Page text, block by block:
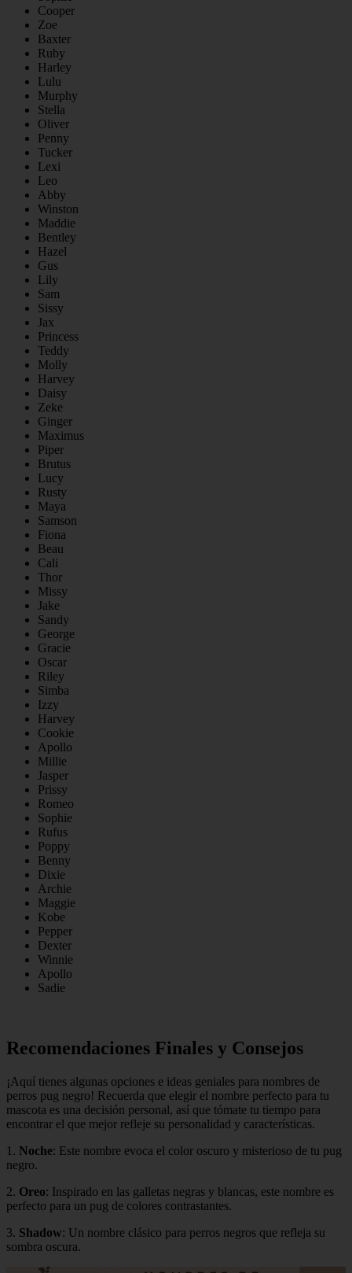
Cooper
Zoe
Baxter
Ruby
Harley
Lulu
Murphy
Stella
Oliver
Penny
Tucker
Lexi
Leo
Abby
Winston
Maddie
Bentley
Hazel
Gus
Lily
Sam
Sissy
Jax
Princess
Teddy
Molly
Harvey
Daisy
Zeke
Ginger
Maximus
Piper
Brutus
Lucy
Rusty
Maya
Samson
Fiona
Beau
Cali
Thor
Missy
Jake
Sandy
George
Gracie
Oscar
Riley
Simba
Izzy
Harvey
Cookie
Apollo
Millie
Jasper
Prissy
Romeo
Sophie
Rufus
Poppy
Benny
Dixie
Archie
Maggie
Kobe
Pepper
Dexter
Winnie
Apollo
Sadie
Recomendaciones Finales y Consejos
¡Aquí tienes algunas opciones e ideas geniales para nombres de
perros pug negro! Recuerda que elegir el nombre perfecto para tu
mascota es una decisión personal, así que tómate tu tiempo para
encontrar el que mejor refleje su personalidad y características.
1. Noche: Este nombre evoca el color oscuro y misterioso de tu pug
negro.
2. Oreo: Inspirado en las galletas negras y blancas, este nombre es
perfecto para un pug de colores contrastantes.
3. Shadow: Un nombre clásico para perros negros que refleja su
sombra oscura.